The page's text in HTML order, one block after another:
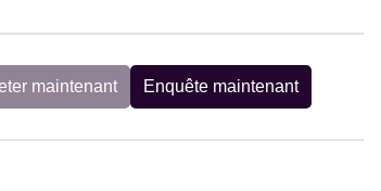
maintenant Enquête maintenant